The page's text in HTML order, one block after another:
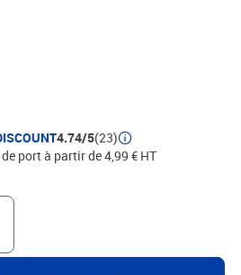
peut être facilement identifié grâce
4.74/5(23)
port à partir de 4,99 € HT